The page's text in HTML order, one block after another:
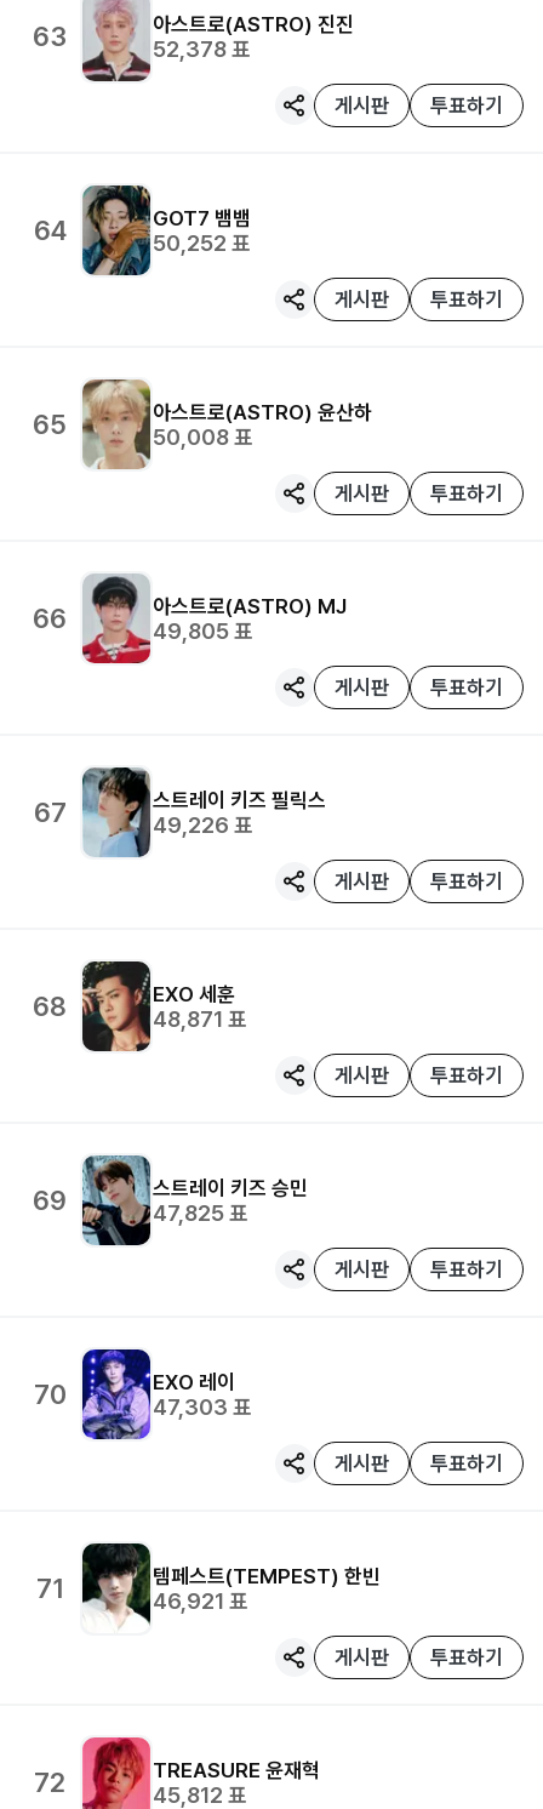
63 아스트로(ASTRO) 진진
52,378표
게시판 투표하기
64 GOT7 뱀뱀
50,252 표
게시판 투표하기
65 아스트로(ASTRO) 윤산하
50,008표
게시판 투표하기
66 아스트로(ASTRO) MJ
49,805표
게시판 투표하기
67 스트레이 키즈 필릭스
49,226 표
게시판 투표하기
68 EXO 세훈
48,871 표
게시판 투표하기
69 스트레이 키즈 승민
47,825표
게시판 투표하기
70 EXO 레이
47,303 표
게시판 투표하기
71 템페스트(TEMPEST) 한빈
46,921 표
게시판 투표하기
72 TREASURE 윤재혁
45,812 표